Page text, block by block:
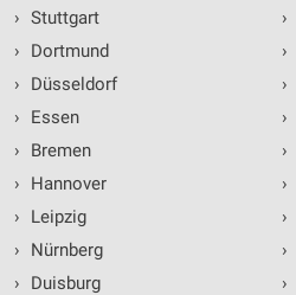
› Stuttgart
›
Dortmund
›
Düsseldorf
›
Essen
›
Bremen
›
Hannover
›
Leipzig
›
Nürnberg
›
Duisburg
›
›
›
›
›
›
›
›
›